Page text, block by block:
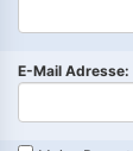
E-Mail Adresse: